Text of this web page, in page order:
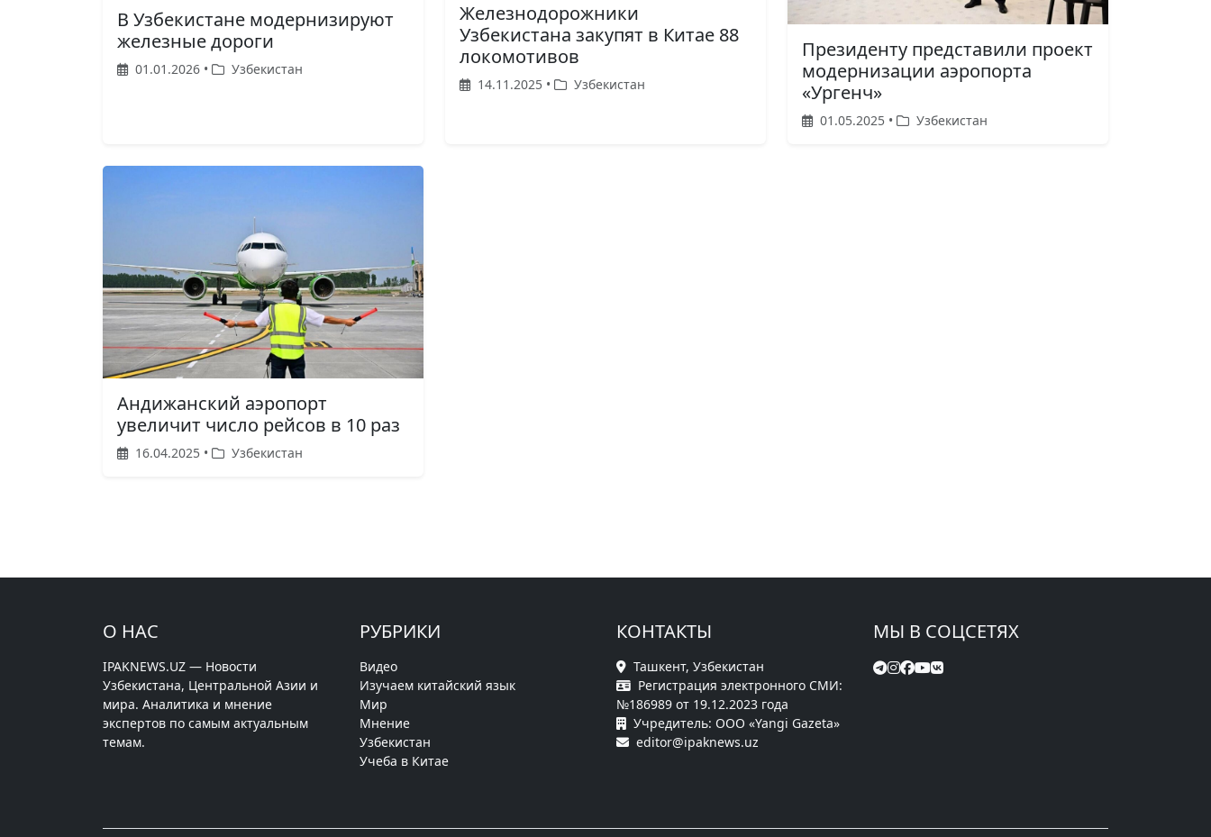
В Узбекистане модернизируют
железные дороги
01.01.2026 • Узбекистан
Железнодорожники
Узбекистана закупят в Китае 88
локомотивов
14.11.2025 • Узбекистан
Президенту представили проект
модернизации аэропорта
«Ургенч»
01.05.2025 • Узбекистан
Андижанский аэропорт
увеличит число рейсов в 10 раз
16.04.2025 • Узбекистан
О НАС
IPAKNEWS.UZ — Новости
Узбекистана, Центральной Азии и
мира. Аналитика и мнение
экспертов по самым актуальным
темам.
РУБРИКИ
Видео
Изучаем китайский язык
Мир
Мнение
Узбекистан
Учеба в Китае
КОНТАКТЫ
Ташкент, Узбекистан
Регистрация электронного СМИ:
№186989 от 19.12.2023 года
Учредитель: ООО «Yangi Gazeta»
editor@ipaknews.uz
МЫ В СОЦСЕТЯХ